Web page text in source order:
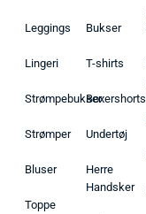
Leggings
Lingeri
Strømpebukser
Strømper
Bluser
Toppe
Bukser
T-shirts
Boxershorts
Undertøj
Herre
Handsker